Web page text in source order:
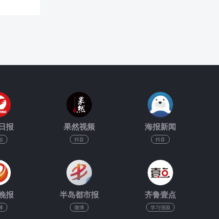
报 果然视频
抖音
海报新闻
抖音
报 半岛都市报
微博
齐鲁壹点
学习强国